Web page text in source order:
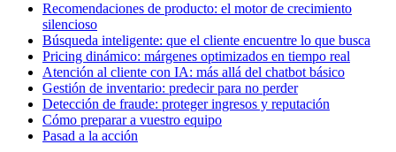
Recomendaciones de producto: el motor de crecimiento
silencioso
Búsqueda inteligente: que el cliente encuentre lo que busca
Pricing dinámico: márgenes optimizados en tiempo real
Atención al cliente con IA: más allá del chatbot básico
Gestión de inventario: predecir para no perder
Detección de fraude: proteger ingresos y reputación
Cómo preparar a vuestro equipo
Pasad a la acción